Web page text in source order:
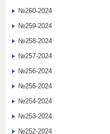
№260-2024
№259-2024
№258-2024
№257-2024
№256-2024
№255-2024
№254-2024
№253-2024
№252-2024